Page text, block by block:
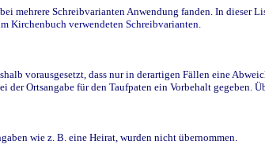
mehrere Schreibvarianten Anwendung fanden. In dieser
Kirchenbuch verwendeten Schreibvarianten.
vorausgesetzt, dass nur in derartigen Fällen eine
Ortsangabe für den Taufpaten ein Vorbehalt gegeben.
wie z. B. eine Heirat, wurden nicht übernommen.